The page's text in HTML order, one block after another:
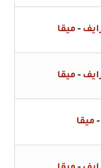
- ميقا
- ميقا
-ميقا